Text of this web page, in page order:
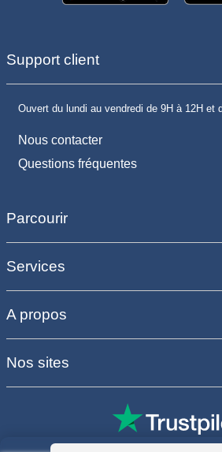
Support client
Ouvert du lundi au vendredi de 9H à 12H et
Nous contacter
Questions fréquentes
Parcourir
Services
A propos
Nos sites